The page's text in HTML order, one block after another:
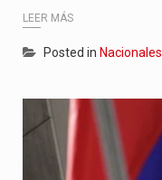
LEER MÁS
Posted in Nacionales